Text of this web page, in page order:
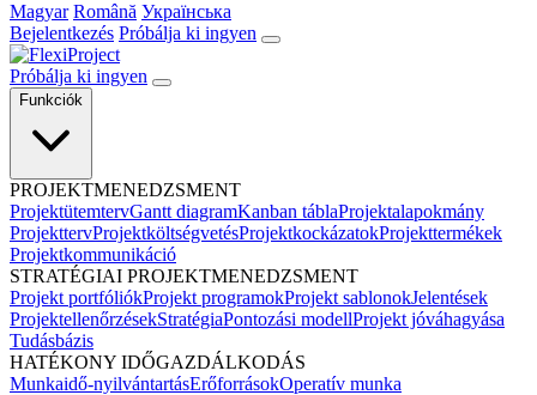
Magyar Română Українська
Bejelentkezés Próbálja ki ingyen
Próbálja ki ingyen
Funkciók
PROJEKTMENEDZSMENT
ProjektütemtervGantt diagramKanban táblaProjektalapokmány
ProjekttervProjektköltségvetésProjektkockázatokProjekttermékek
Projektkommunikáció
STRATÉGIAI PROJEKTMENEDZSMENT
Projekt portfóliókProjekt programokProjekt sablonokJelentések
ProjektellenőrzésekStratégiaPontozási modellProjekt jóváhagyása
Tudásbázis
HATÉKONY IDŐGAZDÁLKODÁS
Munkaidő-nyilvántartásErőforrásokOperatív munka